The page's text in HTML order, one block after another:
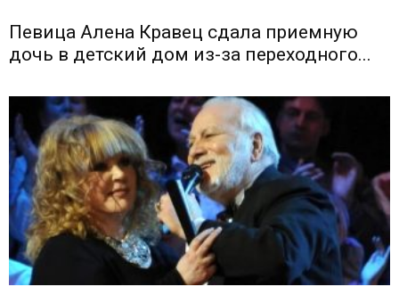
Певица Алена Кравец сдала приемную
дочь в детский дом из-за переходного...